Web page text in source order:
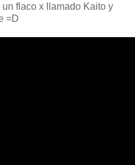
flaco x llamado Kaito y
=D